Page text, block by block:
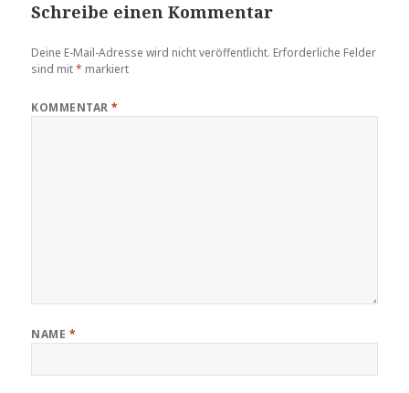
Schreibe einen Kommentar
Deine E-Mail-Adresse wird nicht veröffentlicht. Erforderliche Felder
sind mit* markiert
KOMMENTAR*
NAME *